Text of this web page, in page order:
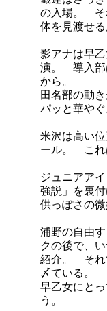
の入場。 そ
体を見渡せる
影アナは早
演。 導入部
から。
田名部の動
パッと華やぐ
米沢は高い
ール。 これ
ジュニアア
強説」を裏
供っぽさの微
浦野の自由
クの後で、
紹介。 それ
〆ている。
早乙女にと
う。